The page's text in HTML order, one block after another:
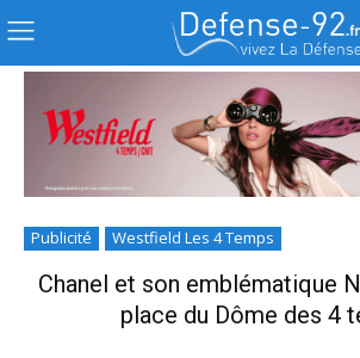
Publicité Westfield Les 4 Temps
Chanel et son emblématique
place du Dôme des 4